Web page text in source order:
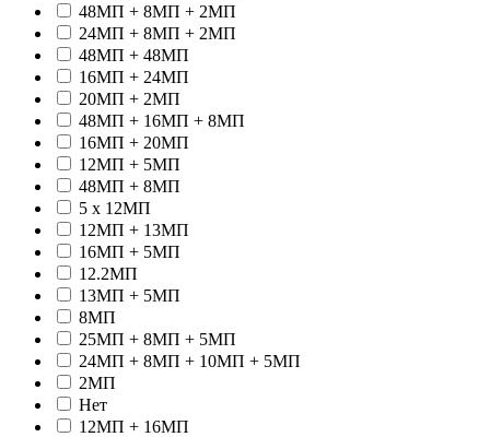
48МП + 8МП + 2МП
24МП + 8МП + 2МП
48МП + 48МП
16МП + 24МП
20МП + 2МП
48МП + 16МП + 8МП
16МП + 20МП
12МП + 5МП
48МП + 8МП
5 x 12МП
12МП + 13МП
16МП + 5МП
12.2МП
13МП + 5МП
8МП
25МП + 8МП + 5МП
24МП + 8МП + 10МП + 5МП
2МП
Hет
12МП + 16МП